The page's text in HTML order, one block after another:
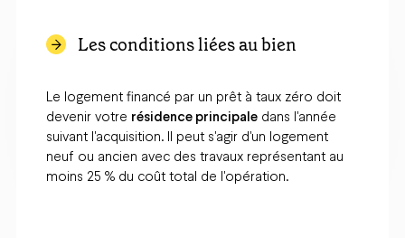
Les conditions liées au bien
Le logement financé par un prêt à taux zéro doit
devenir votre résidence principaledans l'année
suivant l'acquisition. Il peut s'agir d'un logement
neuf ou ancien avec des travaux représentant au
moins 25 % du coût total de l'opération.​